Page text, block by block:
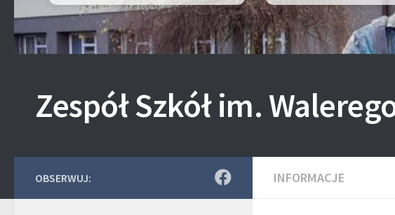
Zespół Szkół im.
INFORMACJE
OBSERWUJ: